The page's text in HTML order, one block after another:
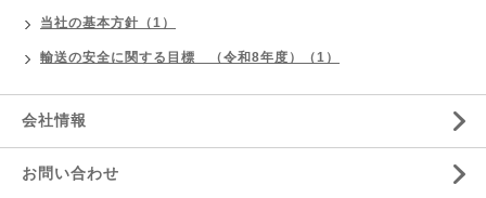
当社の基本方針（1）
輸送の安全に関する目標 （令和8年度）（1）
会社情報
お問い合わせ